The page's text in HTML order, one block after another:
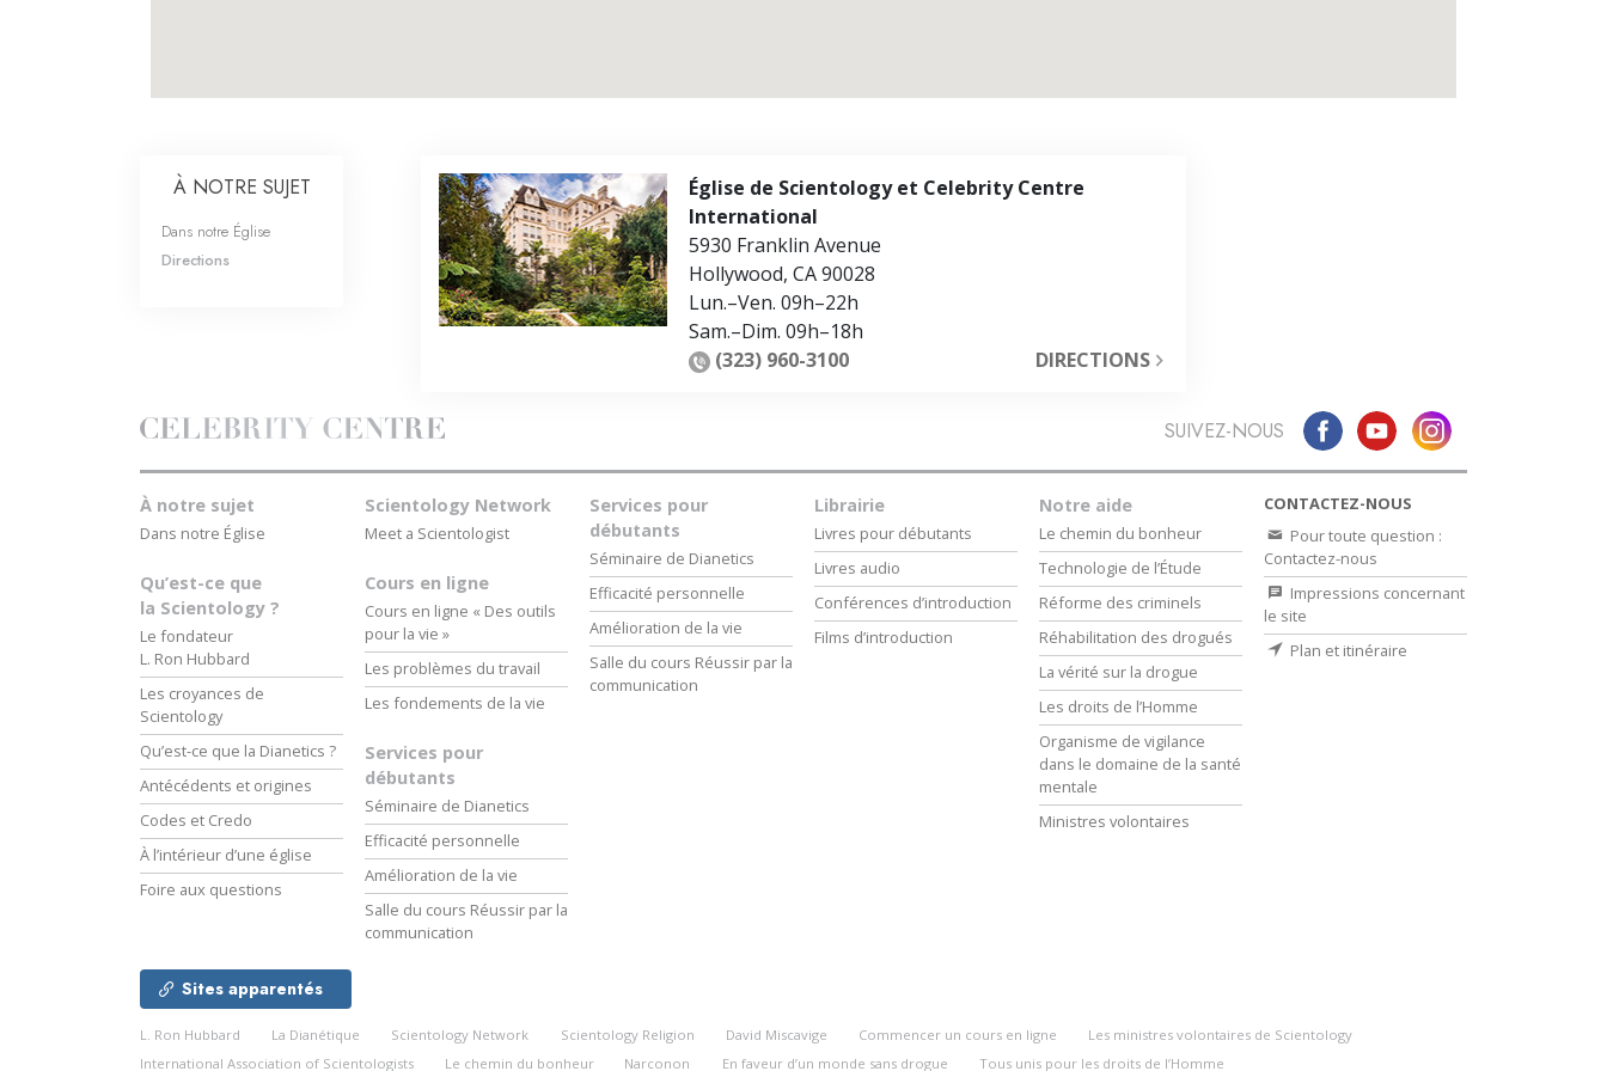
Église de Scientology et Celebrity Centre
International
5930 Franklin Avenue
Hollywood,CA90028
Lun.–Ven. 09h–22h
Sam.–Dim. 09h–18h
(323) 960-3100
DIRECTIONS
À NOTRE SUJET
Dans notre Église
Directions
SUIVEZ-NOUS
À notre sujet
Dans notre Église
Qu’est-ce que
la Scientology ?
Le fondateur
L. Ron Hubbard
Les croyances de
Scientology
Qu’est-ce que la Dianetics ?
Antécédents et origines
Codes et Credo
À l’intérieur d’une église
Foire aux questions
Scientology Network
Meet a Scientologist
Cours en ligne
Cours en ligne « Des outils
pour la vie »
Les problèmes du travail
Les fondements de la vie
Services pour
débutants
Séminaire de Dianetics
Efficacité personnelle
Amélioration de la vie
Salle du cours Réussir par la
communication
Services pour
débutants
Séminaire de Dianetics
Efficacité personnelle
Amélioration de la vie
Salle du cours Réussir par la
communication
Librairie
Livres pour débutants
Livres audio
Conférences d’introduction
Films d’introduction
Notre aide
Le chemin du bonheur
Technologie de l’Étude
Réforme des criminels
Réhabilitation des drogués
La vérité sur la drogue
Les droits de l’Homme
Organisme de vigilance
dans le domaine de la santé
mentale
Ministres volontaires
CONTACTEZ-NOUS
Pour toute question :
Contactez-nous
Impressions concernant
le site
Plan et itinéraire
Sites apparentés
L. Ron Hubbard La Dianétique Scientology Network Scientology Religion David Miscavige Commencer un cours en ligne
Les ministres volontaires de Scientology
International Association of Scientologists
Le chemin du bonheur Narconon En faveur d’un monde sans drogue Tous unis pour les droits de l’Homme